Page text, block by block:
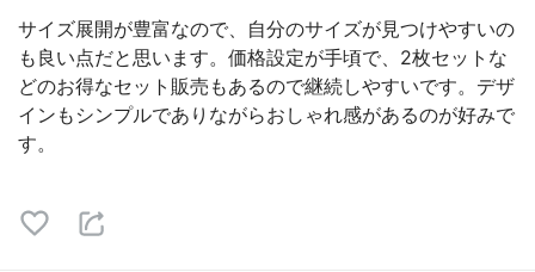
サイズ展開が豊富なので、自分のサイズが見つけやすいの
も良い点だと思います。価格設定が手頃で、2枚セットな
どのお得なセット販売もあるので継続しやすいです。デザ
インもシンプルでありながらおしゃれ感があるのが好みで
す。